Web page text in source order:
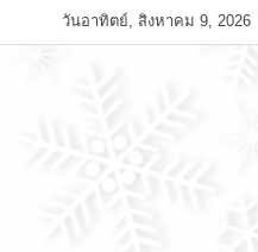
to
วันอาทิตย์, สิงหาคม 9, 2026